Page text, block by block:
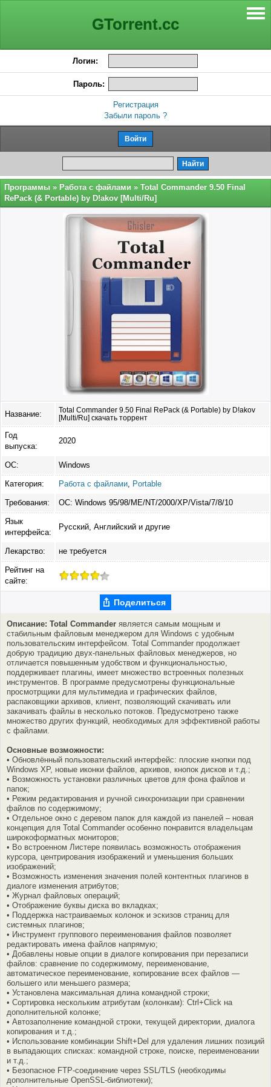
GTorrent.cc
Логин:
Пароль:
Регистрация
Забыли пароль ?
Программы » Работа с файлами » Total Commander 9.50 Final
RePack (& Portable) by D!akov [Multi/Ru]
Название:
Total Commander 9.50 Final RePack (& Portable) by D!akov
[Multi/Ru] скачать торрент
Год
выпуска:
2020
ОС: Windows
Категория: Работа с файлами Portable
Требования: ОС: Windows 95/98/ME/NT/2000/XP/Vista/7/8/10
Язык
интерфейса:
Русский, Английский и другие
Лекарство: не требуется
Рейтинг на
сайте:
Поделиться
Описание: Total Commander является самым мощным и
стабильным файловым менеджером для Windows с удобным
пользовательским интерфейсом. Total Commander продолжает
добрую традицию двух-панельных файловых менеджеров, но
отличается повышенным удобством и функциональностью,
поддерживает плагины, имеет множество встроенных полезных
инструментов. В программе предусмотрены функциональные
просмотрщики для мультимедиа и графических файлов,
распаковщики архивов, клиент, позволяющий скачивать или
закачивать файлы в несколько потоков. Предусмотрено также
множество других функций, необходимых для эффективной работы
с файлами.
Основные возможности:
• Обновлённый пользовательский интерфейс: плоские кнопки под
Windows XP, новые иконки файлов, архивов, кнопок дисков и т.д.;
• Возможность установки различных цветов для фона файлов и
папок;
• Режим редактирования и ручной синхронизации при сравнении
файлов по содержимому;
• Отдельное окно с деревом папок для каждой из панелей – новая
концепция для Total Commander особенно понравится владельцам
широкоформатных мониторов;
• Во встроенном Листере появилась возможность отображения
курсора, центрирования изображений и уменьшения больших
изображений;
• Возможность изменения значения полей контентных плагинов в
диалоге изменения атрибутов;
• Журнал файловых операций;
• Отображение буквы диска во вкладках;
• Поддержка настраиваемых колонок и эскизов страниц для
системных плагинов;
• Инструмент группового переименования файлов позволяет
редактировать имена файлов напрямую;
• Добавлены новые опции в диалоге копирования при перезаписи
файлов: сравнение по содержимому, переименование,
автоматическое переименование, копирование всех файлов —
большего или меньшего размера;
• Установлена максимальная длина командной строки;
• Сортировка нескольким атрибутам (колонкам): Ctrl+Click на
дополнительной колонке;
• Автозаполнение командной строки, текущей директории, диалога
копирования и т.д.;
• Использование комбинации Shift+Del для удаления лишних позиций
в выпадающих списках: командной строке, поиске, переименовании
и т.д.;
• Безопасное FTP-соединение через SSL/TLS (необходимы
дополнительные OpenSSL-библиотеки);